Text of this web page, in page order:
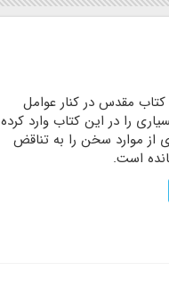
کتاب مقدس در کنار عوامل
را در این کتاب وارد کرده
از موارد سخن را به تناقض
است.